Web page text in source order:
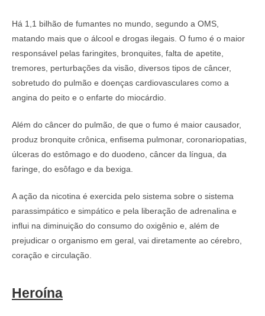
Há 1,1 bilhão de fumantes no mundo, segundo a OMS,
matando mais que o álcool e drogas ilegais. O fumo é o maior
responsável pelas faringites, bronquites, falta de apetite,
tremores, perturbações da visão, diversos tipos de câncer,
sobretudo do pulmão e doenças cardiovasculares como a
angina do peito e o enfarte do miocárdio.
Além do câncer do pulmão, de que o fumo é maior causador,
produz bronquite crônica, enfisema pulmonar, coronariopatias,
úlceras do estômago e do duodeno, câncer da língua, da
faringe, do esôfago e da bexiga.
A ação da nicotina é exercida pelo sistema sobre o sistema
parassimpático e simpático e pela liberação de adrenalina e
influi na diminuição do consumo do oxigênio e, além de
prejudicar o organismo em geral, vai diretamente ao cérebro,
coração e circulação.
Heroína